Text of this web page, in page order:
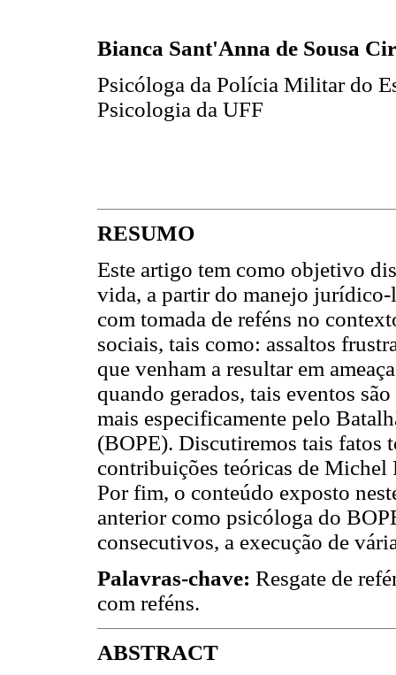
Bianca Sant'Anna de Sousa
Psicóloga da Polícia Militar do
Psicologia da UFF
RESUMO
Este artigo tem como objetivo
vida, a partir do manejo jurídico-
com tomada de reféns no
sociais, tais como: assaltos
que venham a resultar em
quando gerados, tais eventos
mais especificamente pelo
(BOPE). Discutiremos tais fatos
contribuições teóricas de
Por fim, o conteúdo exposto
anterior como psicóloga do
consecutivos, a execução de
Palavras-chave: Resgate de
com reféns.
ABSTRACT